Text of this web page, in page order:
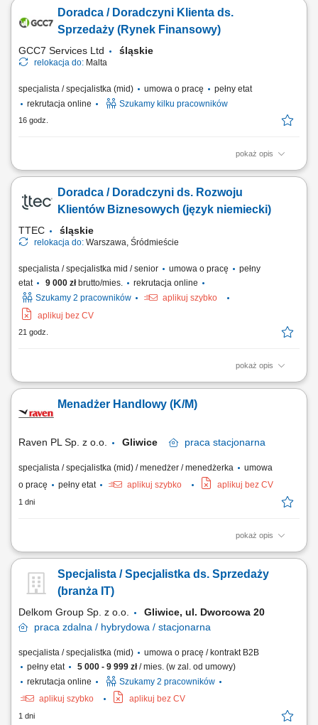
Doradca / Doradczyni Klienta ds.
Sprzedaży (Rynek Finansowy)
GCC7 Services Ltd śląskie
relokacja do: Malta
specjalista / specjalistka (mid) umowa o pracę
pełny etat
rekrutacja online
Szukamy kilku pracowników
16 godz.
pokaż opis
Zakres obowiązków: Telefoniczny kontakt z klientami zainteresowanymi
edukacji finansowej. Budowanie długofalowych relacji z klientami oraz
pozyskiwanie nowych odbiorców dla partnerów biznesowych.
Doradca / Doradczyni ds. Rozwoju
Klientów Biznesowych (język niemiecki)
TTEC śląskie
relokacja do: Warszawa, Śródmieście
specjalista / specjalistka mid / senior umowa o pracę
pełny
etat
9 000 złbrutto/mies.
rekrutacja online
Szukamy 2 pracowników
aplikuj szybko
aplikuj bez CV
21 godz.
pokaż opis
Opis stanowiska pozyskiwanie informacji o potencjalnych klientach i
oraz budowanie zainteresowania ofertą, współpraca z zespołem
sprzedaży w zakresie przygotowywania nowych możliwości
Menadżer Handlowy (K/M)
Raven PL Sp. z o.o. Gliwice praca stacjonarna
specjalista / specjalistka (mid) / menedżer / menedżerka
umowa
o pracę
pełny etat aplikuj szybko aplikuj bez CV
1 dni
pokaż opis
Zakres obowiązków: Efektywna sprzedaż materiałów hutniczych
klientem poprzez kontakt mailowy, telefoniczny oraz osobisty;
Przedstawianie oferty handlowej, prowadzenie negocjacji handlowych;
Specjalista / Specjalistka ds. Sprzedaży
(branża IT)
Delkom Group Sp. z o.o.
Gliwice, ul. Dworcowa 20
praca zdalna / hybrydowa / stacjonarna
specjalista / specjalistka (mid)
umowa o pracę / kontrakt B2B
pełny etat
5 000 - 9 999 zł/ mies. (w zal. od umowy)
rekrutacja online
Szukamy 2 pracowników
aplikuj szybko
aplikuj bez CV
1 dni